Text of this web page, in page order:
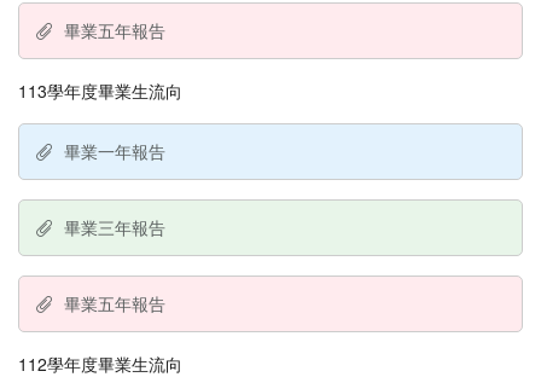
畢業五年報告
113學年度畢業生流向
畢業一年報告
畢業三年報告
畢業五年報告
112學年度畢業生流向